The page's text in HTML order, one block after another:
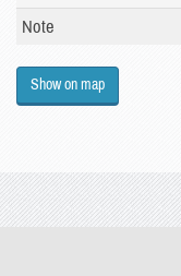
Note
Show on map